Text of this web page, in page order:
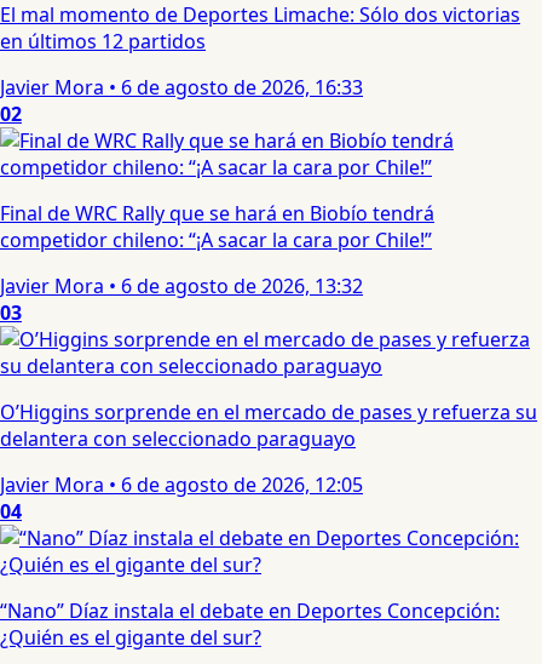
El mal momento de Deportes Limache: Sólo dos victorias
en últimos 12 partidos
Javier Mora • 6 de agosto de 2026, 16:33
02
Final de WRC Rally que se hará en Biobío tendrá
competidor chileno: “¡A sacar la cara por Chile!”
Javier Mora • 6 de agosto de 2026, 13:32
03
O’Higgins sorprende en el mercado de pases y refuerza su
delantera con seleccionado paraguayo
Javier Mora • 6 de agosto de 2026, 12:05
04
“Nano” Díaz instala el debate en Deportes Concepción:
¿Quién es el gigante del sur?